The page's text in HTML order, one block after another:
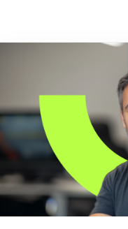
ReiBoot
for iOS
PDNob
PDF